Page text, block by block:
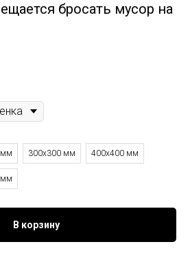
бросать мусор на
мм 300x300 мм 400x400 мм
мм
В корзину